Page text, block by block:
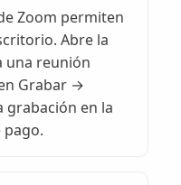
Zoom permiten
Abre la
una reunión
Grabar →
grabación en la